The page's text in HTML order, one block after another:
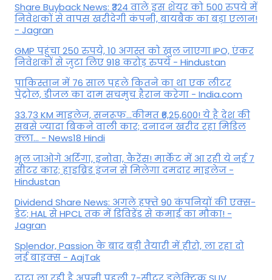
Share Buyback News: ₹324 वाले इस शेयर को 500 रुपये में
निवेशकों से वापस खरीदेगी कंपनी, बायबैक का बड़ा एलान!
- Jagran
GMP पहुंचा 250 रुपये, 10 अगस्त को खुल जाएगा IPO, एंकर
निवेशकों से जुटा लिए 918 करोड़ रुपये - Hindustan
पाकिस्तान में 76 साल पहले कितने का था एक लीटर
पेट्रोल, डीजल का दाम सचमुच हैरान करेगा - India.com
33.73 KM माइलेज, सनरूफ...कीमत ₹6,25,600! ये है देश की
सबसे ज्यादा बिकने वाली कार; दनादन खरीद रहा मिडिल
क्ला... - News18 Hindi
भूल जाओगे अर्टिगा, इनोवा, कैरेंस! मार्केट में आ रही ये नई 7
सीटर कार; हाइब्रिड इंजन से मिलेगा दमदार माइलेज -
Hindustan
Dividend Share News: अगले हफ्ते 90 कंपनियों की एक्स-
डेट; HAL से HPCL तक में डिविडेंड से कमाई का मौका! -
Jagran
Splendor, Passion के बाद बड़ी तैयारी में हीरो, ला रहा दो
नई बाइक्स - AajTak